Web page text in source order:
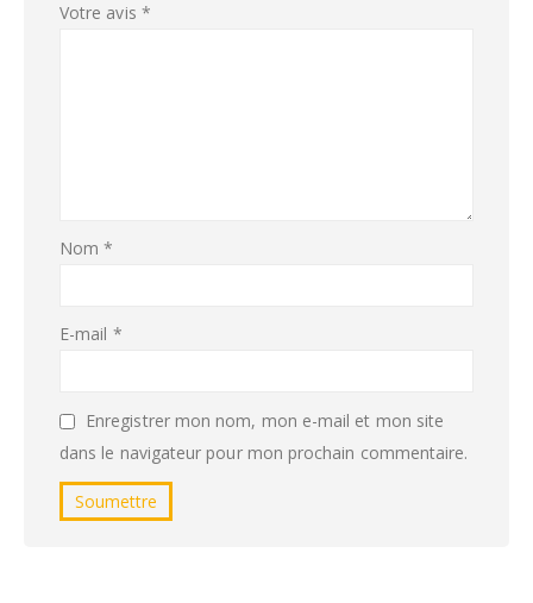
Votre avis *
Nom*
E-mail *
Enregistrer mon nom, mon e-mail et mon site
dans le navigateur pour mon prochain commentaire.